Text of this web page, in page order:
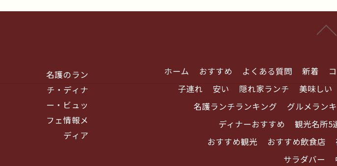
ホーム おすすめ よくある質問 新着
子連れ
安い 隠れ家ランチ 美味しい
名護ランチランキング
グルメラン
ディナーおすすめ
観光名所5
おすすめ観光
おすすめ飲食店
サラダバー
名護のラン
チ・ディナ
ー・ビュッ
フェ情報メ
ディア